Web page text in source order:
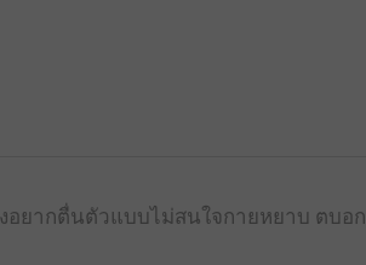
ยากตื่นตัวแบบไม่สนใจกายหยาบ ตบอก